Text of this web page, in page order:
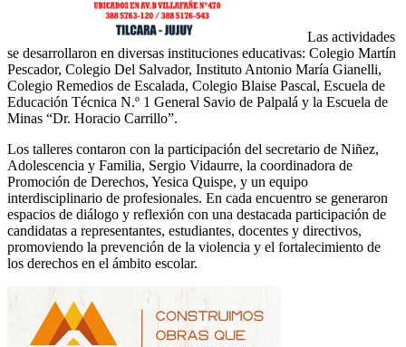
Las actividades
se desarrollaron en diversas instituciones educativas: Colegio Martín
Pescador, Colegio Del Salvador, Instituto Antonio María Gianelli,
Colegio Remedios de Escalada, Colegio Blaise Pascal, Escuela de
Educación Técnica N.º 1 General Savio de Palpalá y la Escuela de
Minas “Dr. Horacio Carrillo”.
Los talleres contaron con la participación del secretario de Niñez,
Adolescencia y Familia, Sergio Vidaurre, la coordinadora de
Promoción de Derechos, Yesica Quispe, y un equipo
interdisciplinario de profesionales. En cada encuentro se generaron
espacios de diálogo y reflexión con una destacada participación de
candidatas a representantes, estudiantes, docentes y directivos,
promoviendo la prevención de la violencia y el fortalecimiento de
los derechos en el ámbito escolar.